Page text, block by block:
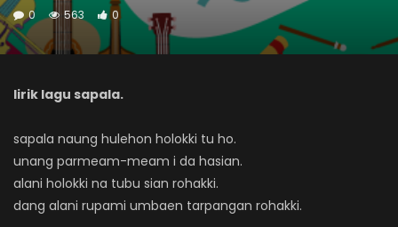
0 563 0
lirik lagu sapala.
sapala naung hulehon holokki tu ho.
unang parmeam-meam i da hasian.
alani holokki na tubu sian rohakki.
dang alani rupami umbaen tarpangan rohakki.